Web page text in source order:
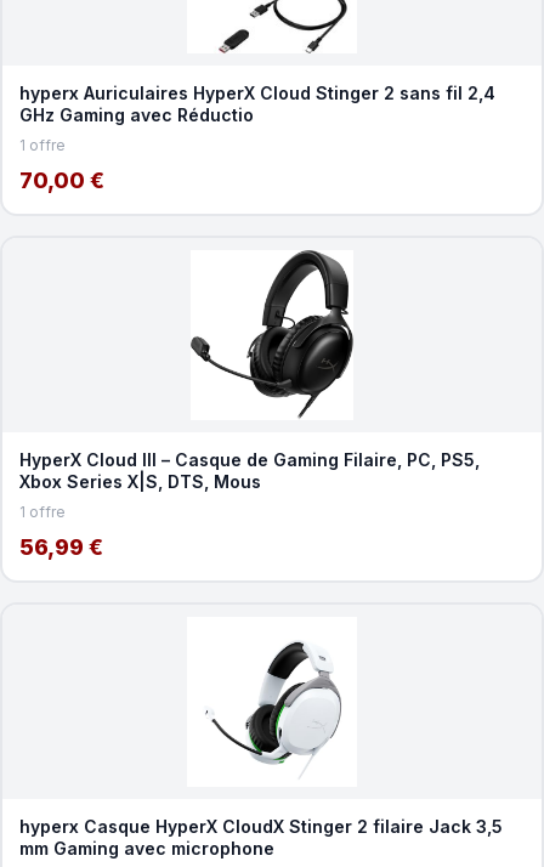
hyperx Auriculaires HyperX Cloud Stinger 2 sans fil 2,4
GHz Gaming avec Réductio
1 offre
70,00 €
HyperX Cloud III – Casque de Gaming Filaire, PC, PS5,
Xbox Series X|S, DTS, Mous
1 offre
56,99 €
hyperx Casque HyperX CloudX Stinger 2 filaire Jack 3,5
mm Gaming avec microphone